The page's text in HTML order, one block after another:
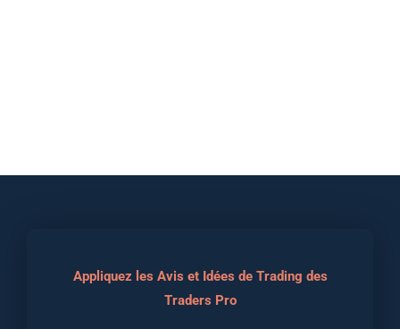
Appliquez les Avis et Idées de Trading des
Traders Pro